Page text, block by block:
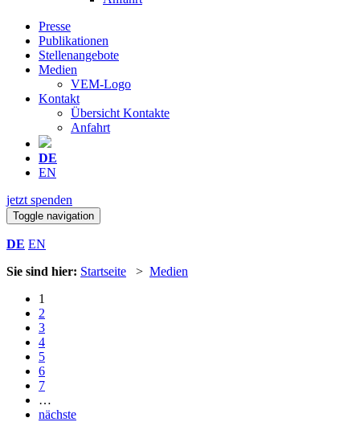
Presse
Publikationen
Stellenangebote
Medien
VEM-Logo
Kontakt
Übersicht Kontakte
Anfahrt
DE
EN
jetzt spenden
Toggle navigation
DE EN
Sie sind hier: Startseite > Medien
1
2
3
4
5
6
7
…
nächste